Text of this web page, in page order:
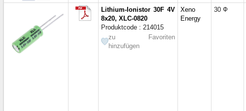
Lithium-Ionistor 30F 4V
8x20, XLC-0820
Produktcode : 214015
zu Favoriten
hinzufügen
Xeno
Energy
30 Ф